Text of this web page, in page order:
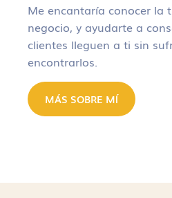
Me encantaría conocer la
negocio, y ayudarte a
clientes lleguen a ti sin
encontrarlos.
MÁS SOBRE MÍ